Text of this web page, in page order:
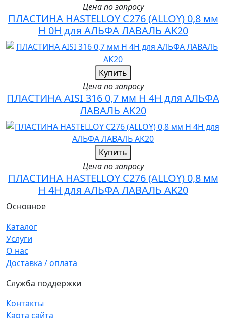
Цена по запросу
ПЛАСТИНА HASTELLOY C276 (ALLOY) 0,8 мм
H 0H для АЛЬФА ЛАВАЛЬ AK20
Купить
Цена по запросу
ПЛАСТИНА AISI 316 0,7 мм H 4H для АЛЬФА
ЛАВАЛЬ AK20
Купить
Цена по запросу
ПЛАСТИНА HASTELLOY C276 (ALLOY) 0,8 мм
H 4H для АЛЬФА ЛАВАЛЬ AK20
Основное
Каталог
Услуги
О нас
Доставка / оплата
Служба поддержки
Контакты
Карта сайта